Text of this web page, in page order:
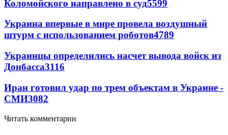
Коломойского направлено в суд5599
Украина впервые в мире провела воздушный
штурм с использованием роботов4789
Украинцы определились насчет вывода войск из
Донбасса3116
Иран готовил удар по трем объектам в Украине -
СМИ3082
Читать комментарии